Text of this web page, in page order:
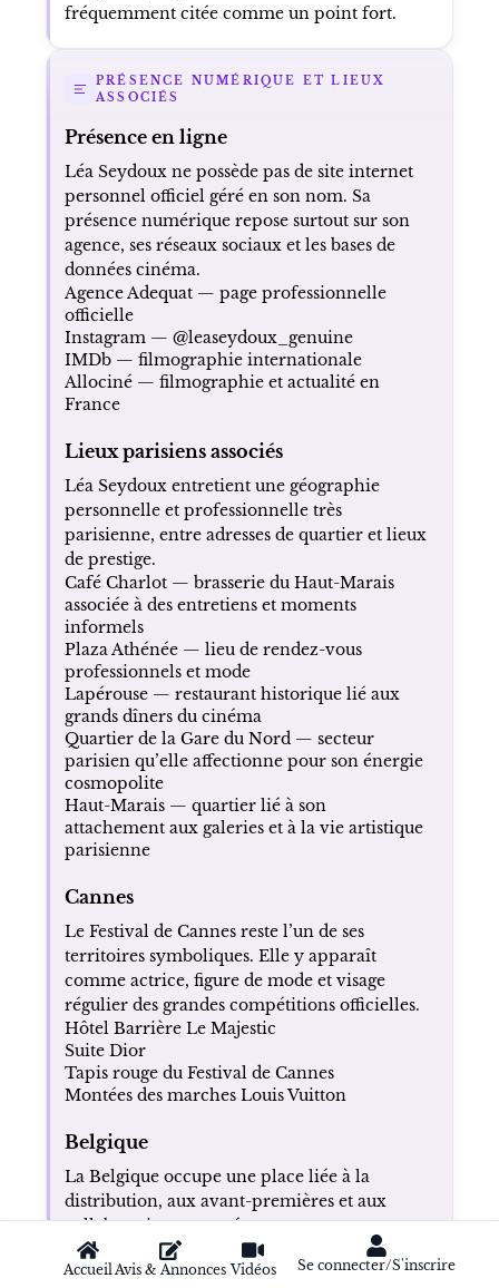
AccueilAvis & Annonces Vidéos Se connecter/S'inscrire
fréquemment citée comme un point fort.
PRÉSENCE NUMÉRIQUE ET LIEUX
ASSOCIÉS
Présence en ligne
Léa Seydoux ne possède pas de site internet
personnel officiel géré en son nom. Sa
présence numérique repose surtout sur son
agence, ses réseaux sociaux et les bases de
données cinéma.
Agence Adequat — page professionnelle
officielle
Instagram — @leaseydoux_genuine
IMDb — filmographie internationale
Allociné — filmographie et actualité en
France
Lieux parisiens associés
Léa Seydoux entretient une géographie
personnelle et professionnelle très
parisienne, entre adresses de quartier et lieux
de prestige.
Café Charlot — brasserie du Haut-Marais
associée à des entretiens et moments
informels
Plaza Athénée — lieu de rendez-vous
professionnels et mode
Lapérouse — restaurant historique lié aux
grands dîners du cinéma
Quartier de la Gare du Nord — secteur
parisien qu’elle affectionne pour son énergie
cosmopolite
Haut-Marais — quartier lié à son
attachement aux galeries et à la vie artistique
parisienne
Cannes
Le Festival de Cannes reste l’un de ses
territoires symboliques. Elle y apparaît
comme actrice, figure de mode et visage
régulier des grandes compétitions officielles.
Hôtel Barrière Le Majestic
Suite Dior
Tapis rouge du Festival de Cannes
Montées des marches Louis Vuitton
Belgique
La Belgique occupe une place liée à la
distribution, aux avant-premières et aux
collaborations européennes.
Bruxelles
UGC Toison d’Or